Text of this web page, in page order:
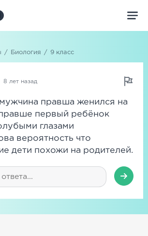
/ Биология / 9 класс
8 лет назад
правша женился на
первый ребёнок
глазами
вероятность что
дети похожи на родителей.